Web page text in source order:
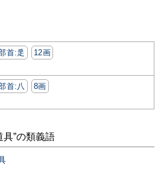
首:⾡ 12画
首:⼋ 8画
具”の類義語